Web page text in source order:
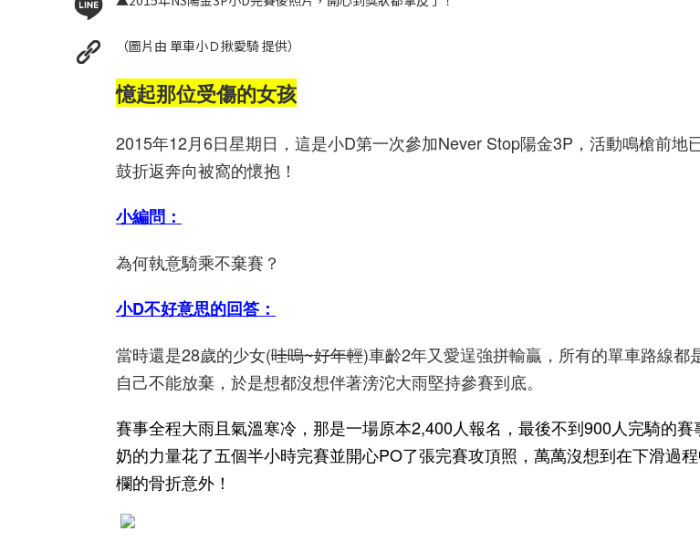
（圖片由 單車小Ｄ揪愛騎 提供）
憶起那位受傷的女孩
2015年12月6日星期日，這是小D第一次參加Never Stop陽金3P，活動鳴槍前地
鼓折返奔向被窩的懷抱！
小編問：
為何執意騎乘不棄賽？
小D不好意思的回答：
當時還是28歲的少女(哇嗚~好年輕)車齡2年又愛逞強拼輸贏，所有的單車路線都
自己不能放棄，於是想都沒想伴著滂沱大雨堅持參賽到底。
賽事全程大雨且氣溫寒冷，那是一場原本2,400人報名，最後不到900人完騎的
奶的力量花了五個半小時完賽並開心PO了張完賽攻頂照，萬萬沒想到在下滑過
欄的骨折意外！